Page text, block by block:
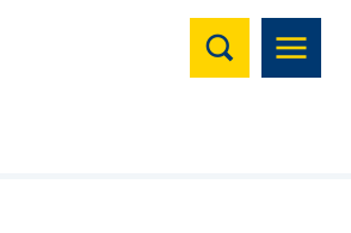
Suchen